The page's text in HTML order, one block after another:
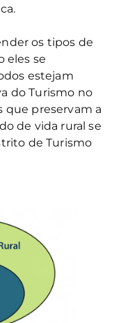
os tipos de
eles se
estejam
do Turismo no
que preservam a
de vida rural se
de Turismo